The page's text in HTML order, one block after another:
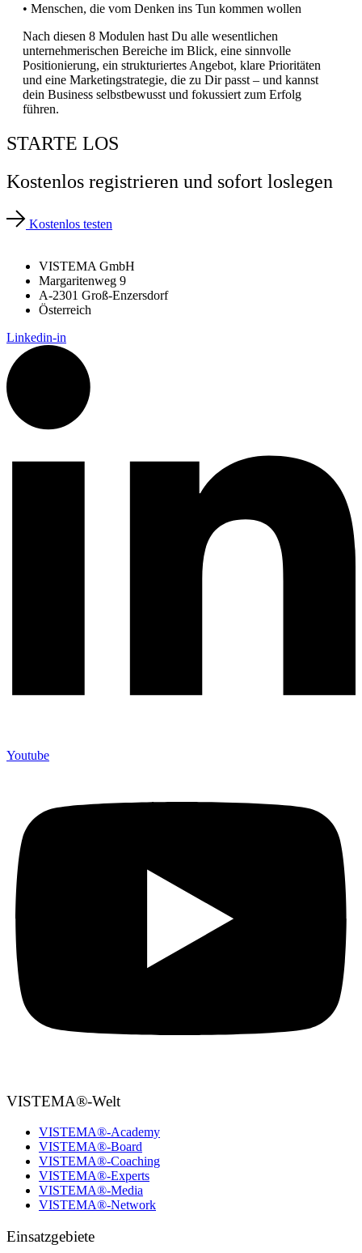
• Menschen, die vom Denken ins Tun kommen wollen
Nach diesen 8 Modulen hast Du alle wesentlichen
unternehmerischen Bereiche im Blick, eine sinnvolle
Positionierung, ein strukturiertes Angebot, klare Prioritäten
und eine Marketingstrategie, die zu Dir passt – und kannst
dein Business selbstbewusst und fokussiert zum Erfolg
führen.
STARTE LOS
Kostenlos registrieren und sofort loslegen
Kostenlos testen
VISTEMA GmbH
Margaritenweg 9
A-2301 Groß-Enzersdorf
Österreich
Linkedin-in
Youtube
VISTEMA®-Welt
VISTEMA®-Academy
VISTEMA®-Board
VISTEMA®-Coaching
VISTEMA®-Experts
VISTEMA®-Media
VISTEMA®-Network
Einsatzgebiete